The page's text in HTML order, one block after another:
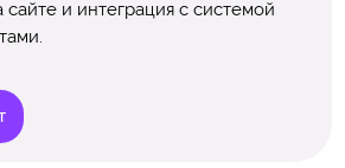
сайте и интеграция с системой